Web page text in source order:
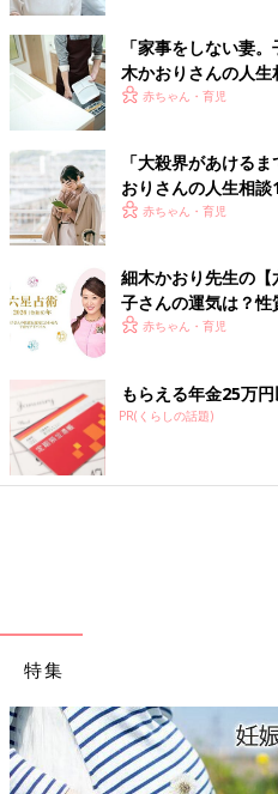
月にテレビ初出演を果たし、同
きな反響を得る。講演会の予定
officehosoki.comに掲載、日々
（kaori_hosoki_official）に配信。
細木かおり 親と子の六星占術
細木かおり先生への相談を募
ご自身のこと、子育てのこと、
こと、仕事のことなど、たまひ
て、【六星占術】をもとに細木
だけます。いただいた相談内容
※すべてのお悩みにお答えするこ
さい。
※個人が特定できるような内容は
「家事をしない妻
木かおりさんの人生
赤ちゃん・育児
「大殺界があける
おりさんの人生相談
赤ちゃん・育児
細木かおり先生の
子さんの運気は？性
ージ赤ちゃん・育児
もらえる年金25万
PR(くらしの話題)
特集